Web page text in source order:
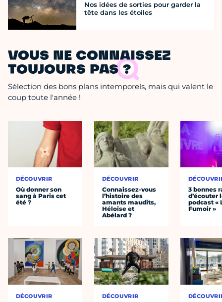
Nos idées de sorties pour garder la
tête dans les étoiles
VOUS NE CONNAISSEZ
TOUJOURS PAS ?
Sélection des bons plans intemporels, mais qui valent le
coup toute l'année !
DÉCOUVRIR
Où donner son
sang à Paris cet
été ?
DÉCOUVRIR
DÉCOUVRIR
Connaissez-vous
l’histoire des
amants maudits,
Héloïse et
Abélard ?
DÉCOUVRIR
3 bonnes
d’écouter
podcast «
Fumoir »